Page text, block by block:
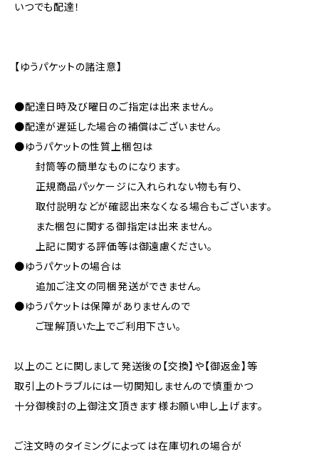
いつでも配達！
【ゆうパケットの諸注意】
●配達日時及び曜日のご指定は出来ません。
●配達が遅延した場合の補償はございません。
●ゆうパケットの性質上梱包は
封筒等の簡単なものになります。
正規商品パッケージに入れられない物も有り、
取付説明などが確認出来なくなる場合もございます。
また梱包に関する御指定は出来ません。
上記に関する評価等は御遠慮ください。
●ゆうパケットの場合は
追加ご注文の同梱発送ができません。
●ゆうパケットは保障がありませんので
ご理解頂いた上でご利用下さい。
以上のことに関しまして発送後の【交換】や【御返金】等
取引上のトラブルには一切関知しませんので慎重かつ
十分御検討の上御注文頂きます様お願い申し上げます。
ご注文時のタイミングによっては在庫切れの場合が